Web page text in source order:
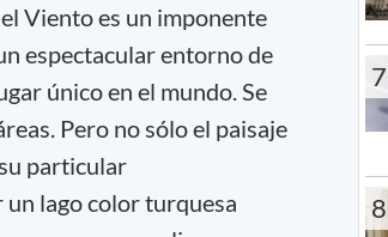
Viento es un imponente
espectacular entorno de
único en el mundo. Se
Pero no sólo el paisaje
particular
lago color turquesa
7
8